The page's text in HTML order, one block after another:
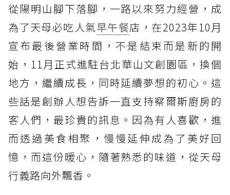
從陽明山腳下落腳，一路以來努力經營，成
為了天母必吃人氣早午餐店，在2023年10月
宣布最後營業時間，不是結束而是新的開
始，11月正式進駐台北華山文創園區，換個
地方，繼續成長，同時延續夢想的初心。這
些話是創辦人想告訴一直支持察爾斯廚房的
客人們，最珍貴的訊息。因為有人喜歡，進
而透過美食相聚，慢慢延伸成為了美好回
憶，而這份暖心，隨著熟悉的味道，從天母
行義路向外飄香。